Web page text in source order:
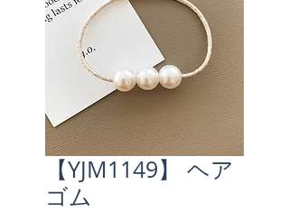
【YJM1149】 ヘア
ゴム